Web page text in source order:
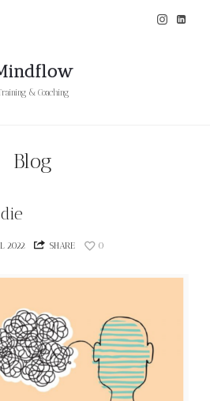
& Coaching
Blog
2022 SHARE 0